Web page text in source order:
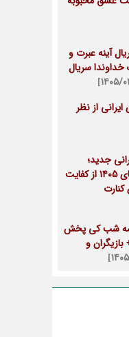
آینه عبرت و
خداوندا سریال
از نظر
جدید؛
پرفروش‌ترین های ۱۴۰۵ از کفایت
کنارت
شب کی پخش
و